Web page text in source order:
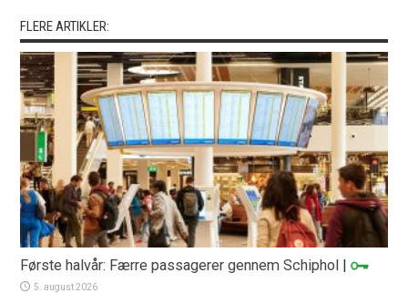
FLERE ARTIKLER:
Første halvår: Færre passagerer gennem Schiphol |
5. august 2026